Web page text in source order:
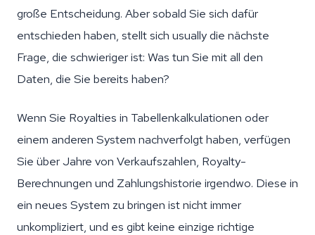
große Entscheidung. Aber sobald Sie sich dafür
entschieden haben, stellt sich usually die nächste
Frage, die schwieriger ist: Was tun Sie mit all den
Daten, die Sie bereits haben?
Wenn Sie Royalties in Tabellenkalkulationen oder
einem anderen System nachverfolgt haben, verfügen
Sie über Jahre von Verkaufszahlen, Royalty-
Berechnungen und Zahlungshistorie irgendwo. Diese in
ein neues System zu bringen ist nicht immer
unkompliziert, und es gibt keine einzige richtige